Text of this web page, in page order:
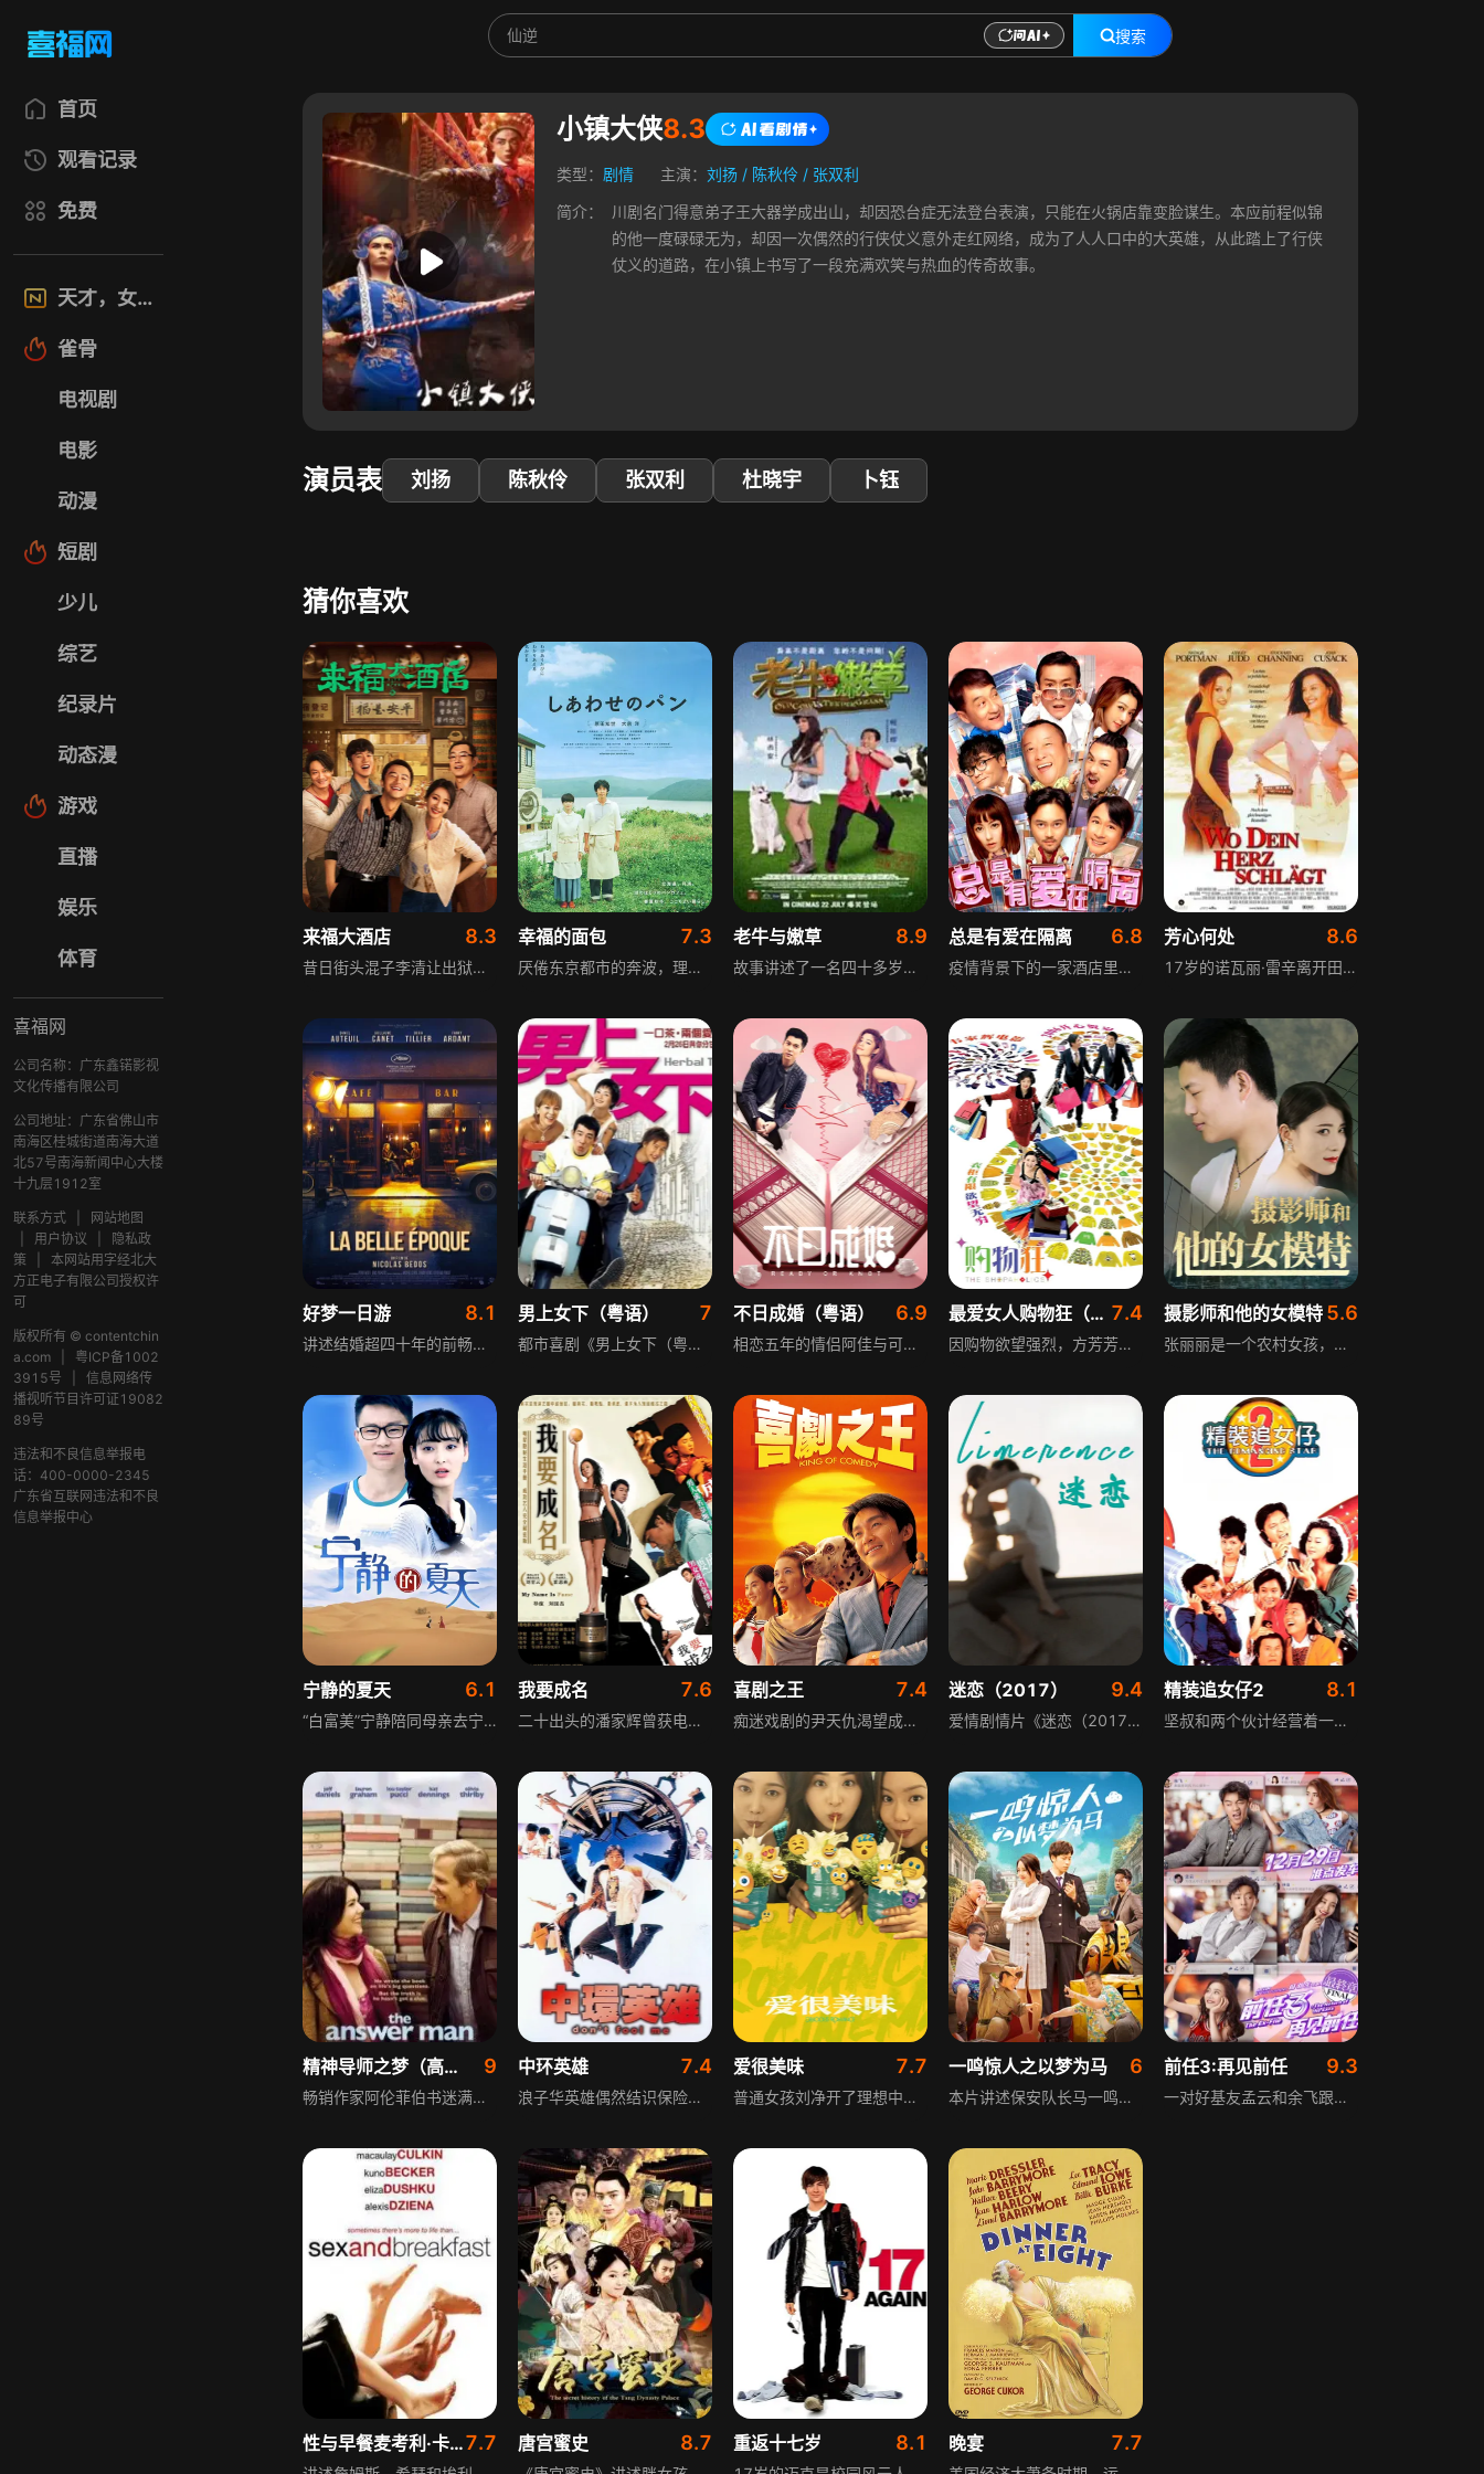
搜索
首页
观看记录
免费
天才，女友
雀骨
电视剧
电影
动漫
短剧
少儿
综艺
纪录片
动态漫
游戏
直播
娱乐
体育
喜福网
公司名称：广东鑫锘影视
文化传播有限公司
公司地址：广东省佛山市
南海区桂城街道南海大道
北57号南海新闻中心大楼
十九层1912室
联系方式
网站地图
用户协议
隐私政
策
本网站用字经北大
方正电子有限公司授权许
可
版权所有 © contentchin
a.com
粤ICP备1002
3915号
信息网络传
播视听节目许可证19082
89号
违法和不良信息举报电
话：400-0000-2345
广东省互联网违法和不良
信息举报中心
小镇大侠8.3
类型： 剧情 主演： 刘扬 / 陈秋伶 / 张双利
简介：
川剧名门得意弟子王大器学成出山，却因恐台症无法登台表演，只能在火锅店靠变脸谋生。本应前程似锦
的他一度碌碌无为，却因一次偶然的行侠仗义意外走红网络，成为了人人口中的大英雄，从此踏上了行侠
仗义的道路，在小镇上书写了一段充满欢笑与热血的传奇故事。
演员表 刘扬 陈秋伶 张双利 杜晓宇 卜钰
猜你喜欢
来福大酒店 8.3
昔日街头混子李清让出狱后再就业接连碰壁，与老熟人王达基偶然相遇后，怀揣阴谋入职被称为“病友之家”的来福大酒店。他将和泼辣老板娘发生诸多故事，随着阴谋与冲突浮现，李清让陷入两难：一边是朝夕相处胜似亲人的病友，一边是老熟人抛来的赚钱机会，他需作出抉择，而来福大酒店也面临化险为夷的考验。
幸福的面包 7.3
厌倦东京都市的奔波，理绘与丈夫移居北海道月浦，经营面包咖啡店Máni。这里见证了诸多故事：受伤的青年男女萌生情愫，父女在店中寄托对逝去亲人的思念，病入膏肓的老人在此品味人生。四季流转，面包与咖啡的香气里，交织着人间的爱与离别。
老牛与嫩草 8.9
故事讲述了一名四十多岁的徳士司机结识年轻漂亮女生后，每天接送对方，两人产生微妙的关系，结果引起流言蜚语。
总是有爱在隔离 6.8
疫情背景下的一家酒店里，上演着多段意想不到的故事：曾志伟饰演的天哥与损友掳走梁家辉饰演的被困家中的九叔寻欢；苏丽珊、陆永饰演的准新人及双方家长，因隔离面临婚礼取消危机；张继聪、张智霖饰演的古惑仔因手下脱逃被困酒店，成了只会打嘴炮的废人；陈家乐饰演的大堂经理忙于处理各类需求，还要与薛凯琪饰演的单亲妈妈同事及其女儿周旋；许冠文饰演的酒店老板伙同钱嘉乐饰演的保安主任想尽办法潜逃。众人在酒店度过惊心动魄的十几天后，共同为准新人准备了盛大婚礼，幸福与欢笑在酒店大堂蔓延。
芳心何处 8.6
17岁的诺瓦丽·雷辛离开田纳西的拖车屋，前往加利福尼亚寻找新生活。在俄克拉荷马，怀孕的她遭男友抛弃，因没钱躲在当地沃尔玛生下孩子，成为当地“名人”。她决定把这里当作新家，与一位图书管理员产生真挚恋情，在陌生的城市里，她开启了全新的人生篇章。
好梦一日游 8.1
讲述结婚超四十年的前畅销作家维多，渐渐失去创作灵感，与妻子的婚姻也亮起红灯。对生活丧失热忱的他，在儿子与朋友帮助下，决定接受“回忆美好公司”的神秘体验，借助电影道具搭建的拟真场景和专业演员的演绎，回到当年在酒吧遇见挚爱的那一天，重温美好恋情，试图挽回婚姻，充满温情与奇幻色彩。
男上女下（粤语） 7
都市喜剧《男上女下（粤语）》讲述天性爽朗的林尾珠，12岁时父亲离世，留下一间凉茶铺，她打理得有声有色，却忽略了呆板书法家赵世春与凉茶铺伙计萧亮的爱意。她廉价租房给武打替身甄志丹，甄被明星女友甩后，尾珠的关怀让二人走近，尾珠还鼓励他的事业。二人确立关系后，甄去阿根廷演男主角半年，尾珠因没信心提出暂时分开，半年后二人能否终成眷属？
不日成婚（粤语） 6.9
相恋五年的情侣阿佳与可怡，因“结婚”一事爆发严重感情危机。可怡将结婚视作爱情的终极证明，阿佳却把结婚当成爱情的坟墓。为此两人各出奇招，上演了Cosplay、午夜示好、赴澳门出行等一系列闹剧，一场围绕婚恋观念的男女情感博弈就此展开。就在阿佳以为成功摆脱“结婚陷阱”时，可怡身上却发生了意外状况，让两人的关系再度陷入未知。
最爱女人购物狂（粤语） 7.4
因购物欲望强烈，方芳芳决定去看精神科医生，不想医生李简仁有选择恐惧症。看病过程中，护士早产，她协助保下母子平安，因此获得工作。方芳芳不久遇上一样患有购物狂症状的何穷富。方芳芳发现何穷富与李简仁都是香港大富豪，并且都约会她，她同时应答了。
摄影师和他的女模特 5.6
张丽丽是一个农村女孩，因为家境贫穷，很早就离开了自己的家乡，来到了大城市，想要在这里闯出自己的一片天地。不过，到了城市后的张丽丽发现这里的一切并没有她想象的那么简单。为了在这个城市能够很好的生活下去，她选择了到夜场去工作，并在那里遇到了一个有钱的大老板。为了金钱，张丽丽选择了被大老板包养，但是这种交易常常让她在深夜里被惊醒，她越来越厌恶这个为了金钱而出卖身体的自己。一次偶然的机会，张丽丽碰到了从小一起长大的平平，看到了摆着煎饼摊辗转数个城市寻找自己的父亲，张丽丽决定告别过往的自己，开始专职做一个平面模特，就在摄影棚里拍写真照片的时候，张丽丽认识了赵小白，一个小有名气的摄影师......
宁静的夏天 6.1
“白富美”宁静陪同母亲去宁夏旅游，途中遇碰瓷笨贼，导游夏天因被宁静投诉成“流氓”，后因母亲走失，两人陷入无休止“掐架”，又收到不明身份者的勒索短信，沿线索展开寻人。走访中发现母亲曾在宁夏生活七年，最终找到母亲插队的金山乡，遇见母亲的初恋杨青老师，得知母亲的过往，宁静与夏天这对欢喜冤家也由厌生爱，终成眷属。
我要成名 7.6
二十出头的潘家辉曾获电影金像奖最佳新人，被电视台力捧却不懂珍惜，事业人气下滑，后来当上临时演员领班。他遇见对演戏充满热忱的吴晓菲，吴晓菲的执着打动了他，潘家辉成为她的经理人兼导师，两人朝夕相处。就在潘家辉发觉自己爱上吴晓菲时，吴晓菲却要离开他，前往日本开启主演之路。
喜剧之王 7.4
痴迷戏剧的尹天仇渴望成为演员，日常除了跑龙套，还在街坊福利会开设演员训练班。柳飘飘前来学习表演，尹天仇指导她的过程中，发现她有不愉快的感情经历，相处中柳飘飘对尹天仇渐生情愫。尹天仇饱受白眼后得到大明星杜娟儿认可，被提携为新戏男主角，却意外被换角，沮丧不已。片场卧底警员身份暴露，尹天仇机缘巧合帮忙破案，之后依旧活跃在街坊福利会的演员训练班里。
迷恋（2017） 9.4
爱情剧情片《迷恋（2017）》讲述心怀梦想的自由派画家，为追求艺术事业搬到加州威尼斯的故事。她在这里结识了魅力十足的画廊导演，并陷入热烈的情感纠葛。这段关系让她深刻体悟到亲密关系的真谛：承诺是需要主动选择的，而真正的爱情并非理所当然，是一段关于成长与情感认知的细腻刻画。
精装追女仔2 8.1
坚叔和两个伙计经营着一家惨淡的汽车行，他的侄子阿备头脑灵活。一次偶然，阿备喜欢上邻居十三妹的学生宝珠。为追求宝珠，他带着坚叔等人，和十三妹的学生们一起拍了部短剧，演出后大受欢迎。这时，电视台看中阿备的才华，打算招他入职，而阿备的爱情，也面临着新的选择。
精神导师之梦（高清爱上单身妈妈） 9
畅销作家阿伦菲伯书迷满天下，却只想独自过不受打扰的生活，他的秘密身份被热情书商揭开，还因此与两位美丽女子交往。随着阿伦逐渐打开心防，他必须面对自己的过去，坦承自己并不如书中所写的那般睿智，在与他人的相处中重新认识自我，也逐渐理解生活的真谛。
中环英雄 7.4
浪子华英雄偶然结识保险公司高级职员张豪杰，并在他的介绍下进入保险公司工作，很快得到上司梅小姐垂青。后张因脑中长瘤被辞退，同时结识了黑帮老大的女儿芬妮，但担心病体拖累她而处处躲避。华陪张去医院拿证明时遇上抢劫，劫匪正是华的旧友，华说服他们束手就擒，真的变成了中环英雄。
爱很美味 7.7
普通女孩刘净开了理想中的餐厅，经营现状却让她动摇；漂亮女孩方欣想证明自己不是“花瓶”，意外怀孕打乱节奏；强势女孩夏梦习惯赢，却未学会接受输。生活总有麻烦，但姐妹是彼此的底气，哪怕不完美，她们也是最完美的姐妹。影片延续剧版故事，由原班人马打造，展现都市女性的成长与情谊。
一鸣惊人之以梦为马 6
本片讲述保安队长马一鸣梦中与专门曝光物业负面新闻的女记者业主易佳人换身体验，由梦境得到启发，以梦想为动力，与易佳人共同经历业主与物业的种种冲突，换位思考，从对方立场和思维化解过去未能解决的矛盾，最终在现实中获得圆满结局，充满奇幻色彩与温情。
前任3:再见前任 9.3
一对好基友孟云和余飞跟女友都因一点小事宣告分手，并且“拒绝挽回，死不认错”。两人在夜店、派对与交友软件上放飞人生第二春，大肆庆祝“黄金单身期”，从而引发一系列好笑的故事。孟云与女友同甘共苦却难逃“五年之痒”，余飞与女友则棋逢敌手相爱相杀无绝期。现实的“打脸”来得猝不及防，两对恋人都将面对最终选择。
性与早餐麦考利·卡尔金库诺·贝克艾丽莎·杜什库7.7 唐宫蜜史 8.7 重返十七岁 8.1 晚宴 7.7